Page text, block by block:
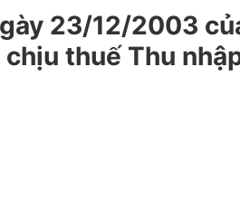
23/12/2003
thuế Thu